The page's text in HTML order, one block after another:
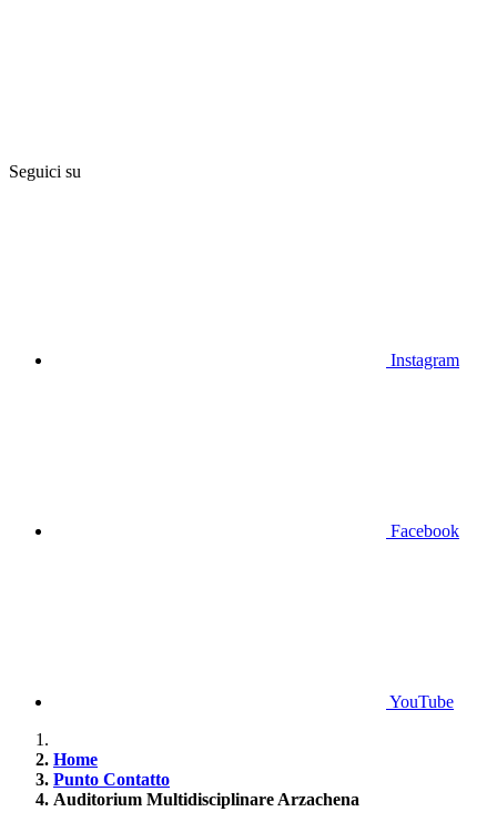
Seguici su
Instagram
Facebook
YouTube
Home
Punto Contatto
Auditorium Multidisciplinare Arzachena